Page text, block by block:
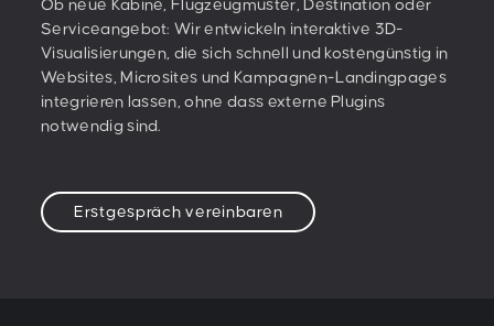
Ob neue Kabine, Flugzeugmuster, Destination oder
Serviceangebot: Wir entwickeln interaktive 3D-
Visualisierungen, die sich schnell und kostengünstig in
Websites, Microsites und Kampagnen-Landingpages
integrieren lassen, ohne dass externe Plugins
notwendig sind.
Erstgespräch vereinbaren